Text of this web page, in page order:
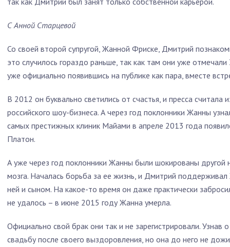
С Анной Старцевой
Со своей второй супругой, Жанной Фриске, Дмитрий
это случилось гораздо раньше, так как там они уже
уже официально появившись на публике как пара, вместе
В 2012 он буквально светились от счастья, и пресса
российского шоу-бизнеса. А через год поклонники Жанны
самых престижных клиник Майами в апреле 2013 года
Платон.
А уже через год поклонники Жанны были шокированы другой
мозга. Началась борьба за ее жизнь, и Дмитрий
ней и сыном. На какое-то время он даже практически
не удалось – в июне 2015 году Жанна умерла.
Официально свой брак они так и не зарегистрировали. Узнав
свадьбу после своего выздоровления, но она до него не